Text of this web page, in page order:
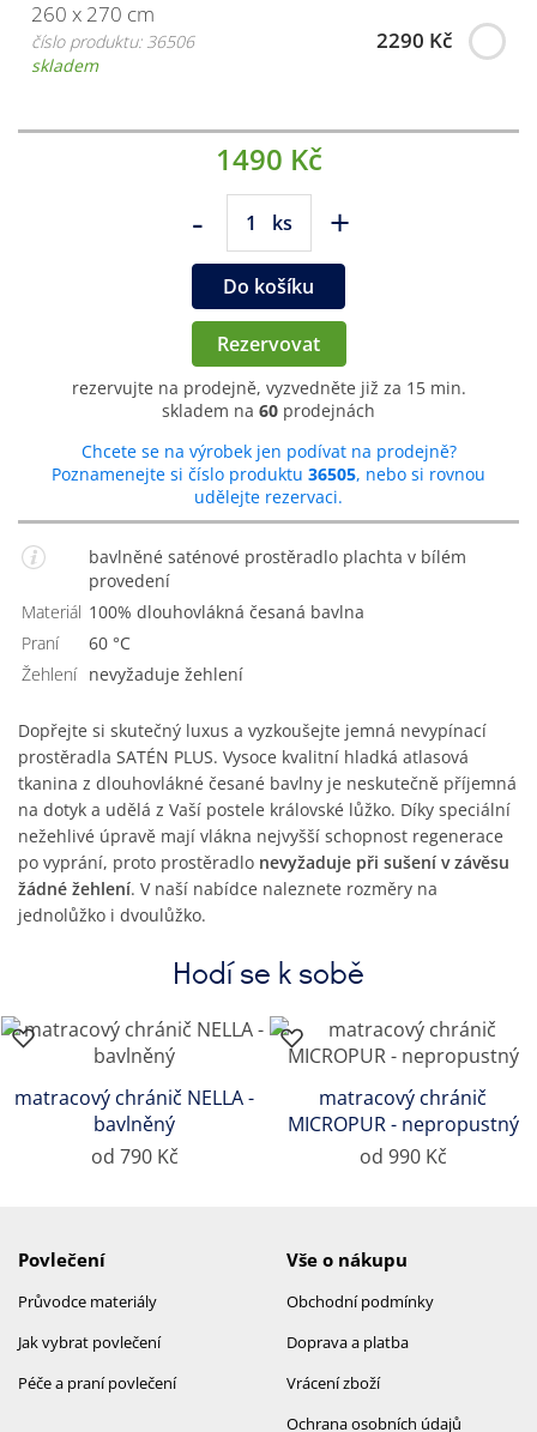
260 x 270 cm
číslo produktu: 36506
skladem
2290 Kč
1490 Kč
- ks +
Do košíku
Rezervovat
rezervujte na prodejně, vyzvedněte již za 15 min.
skladem na 60 prodejnách
Chcete se na výrobek jen podívat na prodejně?
Poznamenejte si číslo produktu 36505, nebo si rovnou
udělejte rezervaci.
bavlněné saténové prostěradlo plachta v bílém
provedení
Materiál
100% dlouhovlákná česaná bavlna
Praní
60 °C
Žehlení
Nevyžaduje žehlení
Dopřejte si skutečný luxus a vyzkoušejte jemná nevypínací
prostěradla SATÉN PLUS. Vysoce kvalitní hladká atlasová
tkanina z dlouhovlákné česané bavlny je neskutečně příjemná
na dotyk a udělá z Vaší postele královské lůžko. Díky speciální
nežehlivé úpravě mají vlákna nejvyšší schopnost regenerace
po vyprání, proto prostěradlo nevyžaduje při sušení v závěsu
žádné žehlení. V naší nabídce naleznete rozměry na
jednolůžko i dvoulůžko.
Hodí se k sobě
matracový chránič NELLA -
bavlněný
od 790 Kč
matracový chránič
MICROPUR - nepropustný
od 990 Kč
Povlečení
Průvodce materiály
Jak vybrat povlečení
Péče a praní povlečení
Vše o nákupu
Obchodní podmínky
Doprava a platba
Vrácení zboží
Ochrana osobních údajů